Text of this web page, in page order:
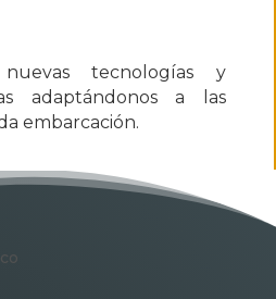
tecnologías y
adaptándonos a las
embarcación.